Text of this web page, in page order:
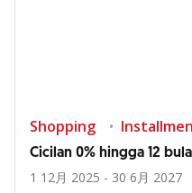
Shopping
Cicilan 0% hingga 12
1 12月 2025 - 30 6月 2027